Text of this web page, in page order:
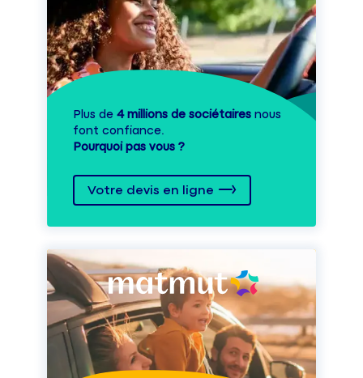
Plus de 4 millions de sociétaires nous
font confiance.
Pourquoi pas vous ?
Votre devis en ligne